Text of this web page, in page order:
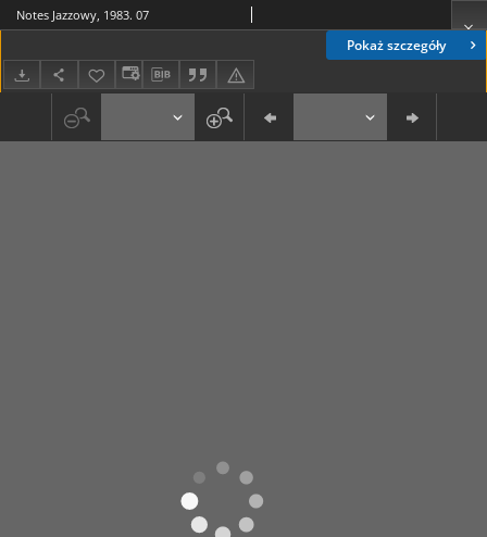
Pokaż szczegóły
Notes Jazzowy, 1983. 07